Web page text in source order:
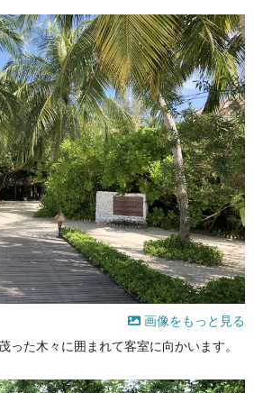
画像をもっと見る
った木々に囲まれて客室に向かいます。